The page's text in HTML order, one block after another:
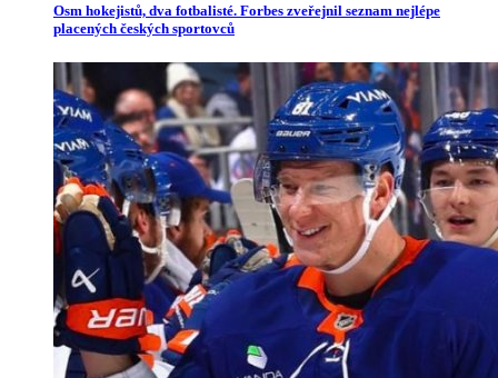
Osm hokejistů, dva fotbalisté. Forbes zveřejnil seznam nejlépe
placených českých sportovců